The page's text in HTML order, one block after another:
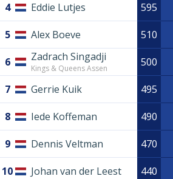
4 Eddie Lutjes 595
5 Alex Boeve 510
6 Zadrach Singadji
Kings & Queens Assen 500
7 Gerrie Kuik 495
8 Iede Koffeman 490
9 Dennis Veltman 470
10 Johan van der Leest 440